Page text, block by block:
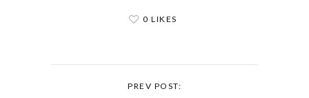
0 LIKES
PREV POST: